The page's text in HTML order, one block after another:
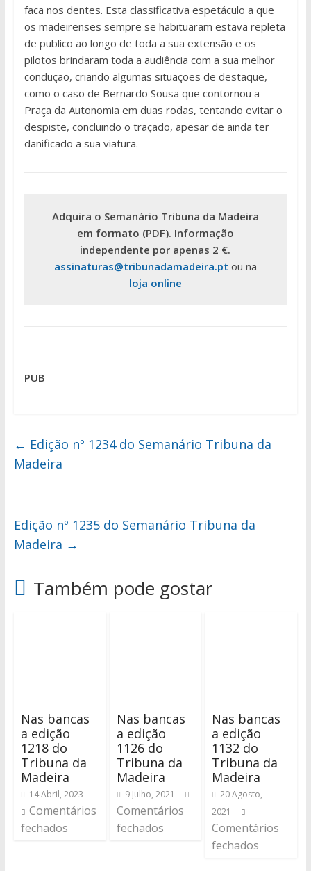
faca nos dentes. Esta classificativa espetáculo a que
os madeirenses sempre se habituaram estava repleta
de publico ao longo de toda a sua extensão e os
pilotos brindaram toda a audiência com a sua melhor
condução, criando algumas situações de destaque,
como o caso de Bernardo Sousa que contornou a
Praça da Autonomia em duas rodas, tentando evitar o
despiste, concluindo o traçado, apesar de ainda ter
danificado a sua viatura.
Adquira o Semanário Tribuna da Madeira
em formato (PDF). Informação
independente por apenas 2 €.
assinaturas@tribunadamadeira.pt ou na
loja online
PUB
← Edição nº 1234 do Semanário Tribuna da
Madeira
Edição nº 1235 do Semanário Tribuna da
Madeira →
Também pode gostar
Nas bancas
a edição
1218 do
Tribuna da
Madeira
14 Abril, 2023
Comentários
fechados
Nas bancas
a edição
1126 do
Tribuna da
Madeira
9 Julho, 2021
Comentários
fechados
Nas bancas
a edição
1132 do
Tribuna da
Madeira
20 Agosto,
2021
Comentários
fechados